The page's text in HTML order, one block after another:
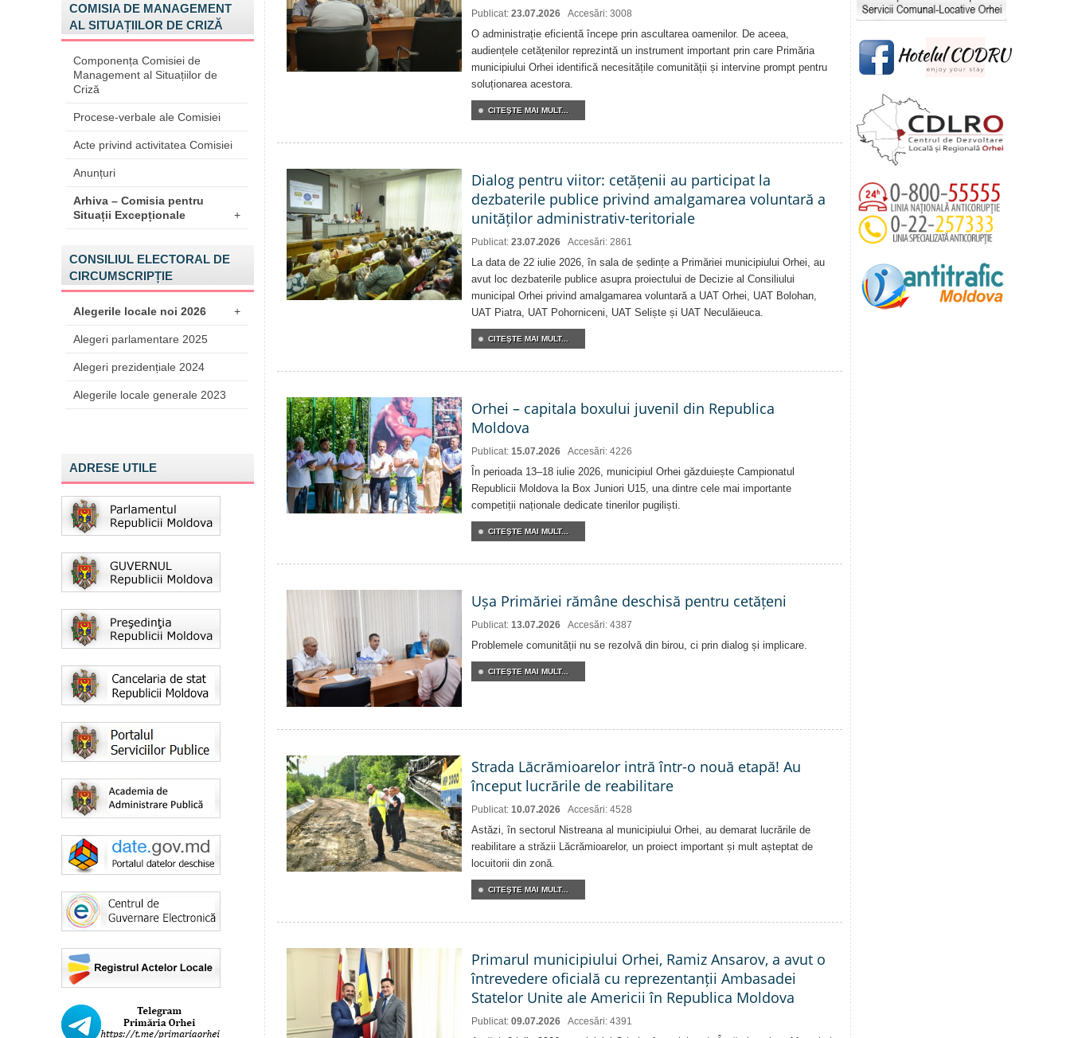
COMISIA DE MANAGEMENT
AL SITUAȚIILOR DE CRIZĂ
Componența Comisiei de
Management al Situațiilor de
Criză
Procese-verbale ale Comisiei
Acte privind activitatea Comisiei
Anunțuri
Arhiva – Comisia pentru
Situații Excepționale
+
CONSILIUL ELECTORAL DE
CIRCUMSCRIPȚIE
Alegerile locale noi 2026 +
Alegeri parlamentare 2025
Alegeri prezidențiale 2024
Alegerile locale generale 2023
ADRESE UTILE
Publicat: 23.07.2026 Accesări: 3008
O administrație eficientă începe prin ascultarea oamenilor. De aceea,
audiențele cetățenilor reprezintă un instrument important prin care Primăria
municipiului Orhei identifică necesitățile comunității și intervine prompt pentru
soluționarea acestora.
CITEŞTE MAI MULT...
Dialog pentru viitor: cetățenii au participat la
dezbaterile publice privind amalgamarea voluntară a
unităților administrativ-teritoriale
Publicat: 23.07.2026 Accesări: 2861
La data de 22 iulie 2026, în sala de ședințe a Primăriei municipiului Orhei, au
avut loc dezbaterile publice asupra proiectului de Decizie al Consiliului
municipal Orhei privind amalgamarea voluntară a UAT Orhei, UAT Bolohan,
UAT Piatra, UAT Pohorniceni, UAT Seliște și UAT Neculăieuca.
CITEŞTE MAI MULT...
Orhei – capitala boxului juvenil din Republica
Moldova
Publicat: 15.07.2026 Accesări: 4226
În perioada 13–18 iulie 2026, municipiul Orhei găzduiește Campionatul
Republicii Moldova la Box Juniori U15, una dintre cele mai importante
competiții naționale dedicate tinerilor pugiliști.
CITEŞTE MAI MULT...
Ușa Primăriei rămâne deschisă pentru cetățeni
Publicat: 13.07.2026 Accesări: 4387
Problemele comunității nu se rezolvă din birou, ci prin dialog și implicare.
CITEŞTE MAI MULT...
Strada Lăcrămioarelor intră într-o nouă etapă! Au
început lucrările de reabilitare
Publicat: 10.07.2026 Accesări: 4528
Astăzi, în sectorul Nistreana al municipiului Orhei, au demarat lucrările de
reabilitare a străzii Lăcrămioarelor, un proiect important și mult așteptat de
locuitorii din zonă.
CITEŞTE MAI MULT...
Primarul municipiului Orhei, Ramiz Ansarov, a avut o
întrevedere oficială cu reprezentanții Ambasadei
Statelor Unite ale Americii în Republica Moldova
Publicat: 09.07.2026 Accesări: 4391